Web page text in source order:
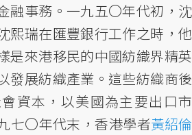
融事務。一九五〇年代初，沈
熙瑞在匯豐銀行工作之時，他
是來港移民的中國紡織界精英
發展紡織產業。這些紡織商後
資本，以美國為主要出口市
七〇年代末，香港學者黃紹倫